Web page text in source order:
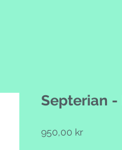
Septerian -
950,00 krPris